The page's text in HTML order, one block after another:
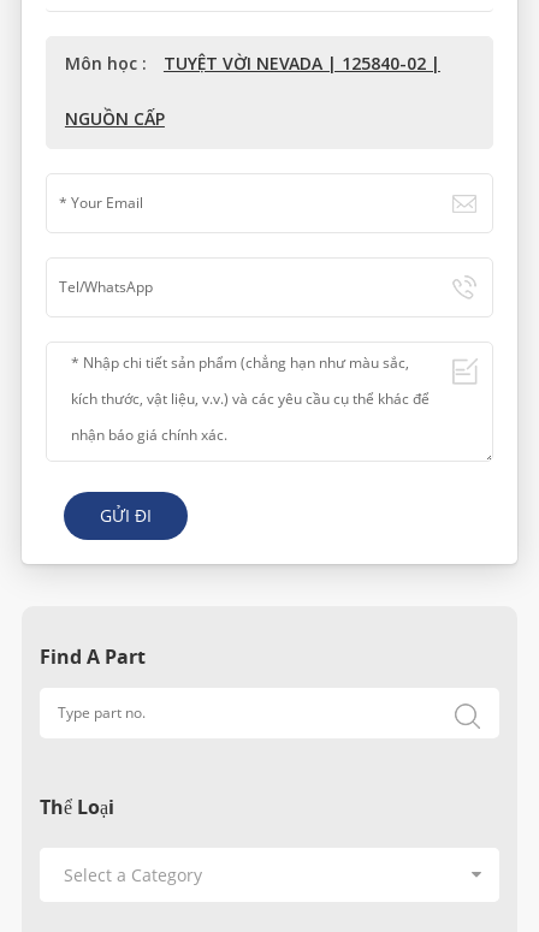
Môn học : TUYỆT VỜI NEVADA | 125840-02 |
NGUỒN CẤP
GỬI ĐI
Find A Part
Thể Loại